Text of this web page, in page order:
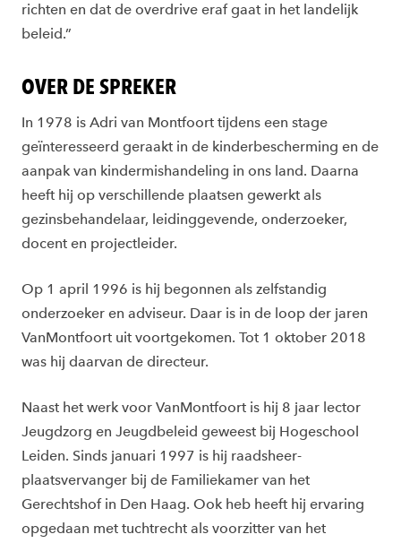
richten en dat de overdrive eraf gaat in het landelijk
beleid.”
OVER DE SPREKER
In 1978 is Adri van Montfoort tijdens een stage
geïnteresseerd geraakt in de kinderbescherming en de
aanpak van kindermishandeling in ons land. Daarna
heeft hij op verschillende plaatsen gewerkt als
gezinsbehandelaar, leidinggevende, onderzoeker,
docent en projectleider.
Op 1 april 1996 is hij begonnen als zelfstandig
onderzoeker en adviseur. Daar is in de loop der jaren
VanMontfoort uit voortgekomen. Tot 1 oktober 2018
was hij daarvan de directeur.
Naast het werk voor VanMontfoort is hij 8 jaar lector
Jeugdzorg en Jeugdbeleid geweest bij Hogeschool
Leiden. Sinds januari 1997 is hij raadsheer-
plaatsvervanger bij de Familiekamer van het
Gerechtshof in Den Haag. Ook heb heeft hij ervaring
opgedaan met tuchtrecht als voorzitter van het